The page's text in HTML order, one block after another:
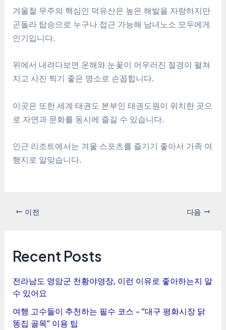
겨울철 무주의 핵심인 덕유산은 높은 해발을 자랑하지만
곤돌라 탑승으로 누구나 접근 가능해 남녀노소 모두에게
인기입니다.
위에서 내려다보면 운해와 눈꽃이 어우러진 절경이 펼쳐
지고 사진 찍기 좋은 명소로 손꼽힙니다.
이곳은 또한 세계 태권도 본부인 태권도원이 위치한 곳으
로 자연과 문화를 동시에 즐길 수 있습니다.
인근 리조트에서는 겨울 스포츠를 즐기기 좋아서 가족 여
행지로 알맞습니다.
이전 다음
Recent Posts
전라남도 영암군 천황야영장, 이런 이유로 좋아하는지 알
수 있어요
여행 고수들이 추천하는 필수 코스 – “대구 평화시장 닭
똥집 골목” 이용 팁